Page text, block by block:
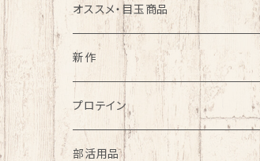
バスケット
野球
大特価グラブ特集
アウトドア
ファッション
オススメ・目玉商品
新作
プロテイン
部活用品